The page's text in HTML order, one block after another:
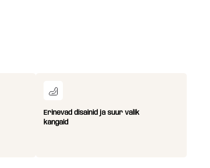
Erinevad disainid ja suur valik
kangaid